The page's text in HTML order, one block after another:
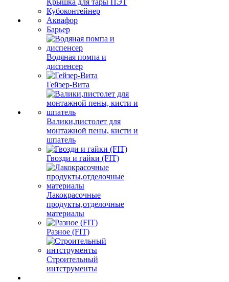
Крышка для тары ПЭТ
Кубоконтейнер
Аквафор
Барьер
Водяная помпа и
диспенсер
Гейзер-Вита
Валики,пистолет для
монтажной пены, кисти и
шпатель
Гвозди и гайки (FIT)
Лакокрасочные
продукты,отделочные
материалы
Разное (FIT)
Строительный
интструменты